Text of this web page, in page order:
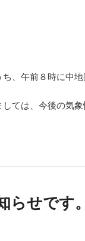
、午前８時に中
ては、今後の気
せです。